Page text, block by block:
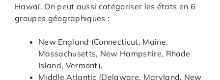
Hawaï. On peut aussi catégoriser les états en 6
groupes géographiques :
New England (Connecticut, Maine,
Massachusetts, New Hampshire, Rhode
Island, Vermont),
Middle Atlantic (Delaware, Maryland, New